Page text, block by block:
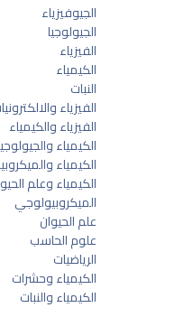
الجيوفيزياء
الجيولوجيا
الفيزياء
الكيمياء
النبات
الفيزياء
الفيزياء والكيمياء
الكيمياء
الكيمياء
الكيمياء وعلم
الميكروبيولوجي
علم الحيوان
علوم الحاسب
الرياضيات
الكيمياء وحشرات
الكيمياء والنبات